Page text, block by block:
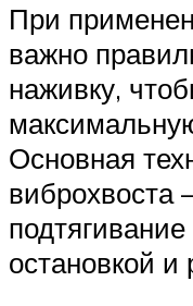
При
важно
наживку,
Основная
виброхвоста
остановкой